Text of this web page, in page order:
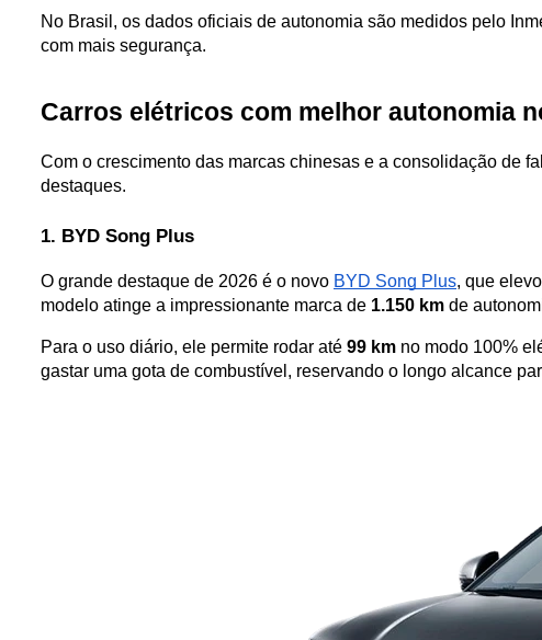
No Brasil, os dados oficiais de autonomia são medidos pelo
com mais segurança.
Carros elétricos com melhor autonomia
Com o crescimento das marcas chinesas e a consolidação de
destaques.
1. BYD Song Plus
O grande destaque de 2026 é o novo BYD Song Plus, que
modelo atinge a impressionante marca de 1.150 km de
Para o uso diário, ele permite rodar até 99 km no modo 100%
gastar uma gota de combustível, reservando o longo alcance